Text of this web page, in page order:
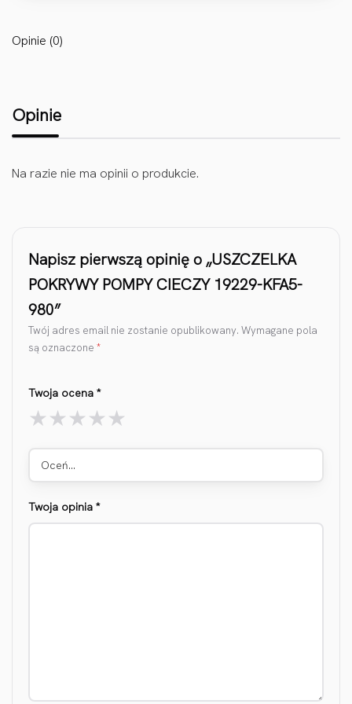
Opinie (0)
Opinie
Na razie nie ma opinii o produkcie.
Napisz pierwszą opinię o „USZCZELKA
POKRYWY POMPY CIECZY 19229-KFA5-
980”
Twój adres email nie zostanie opublikowany. Wymagane pola
są oznaczone *
Twoja ocena *
Oceń…
Twoja opinia *